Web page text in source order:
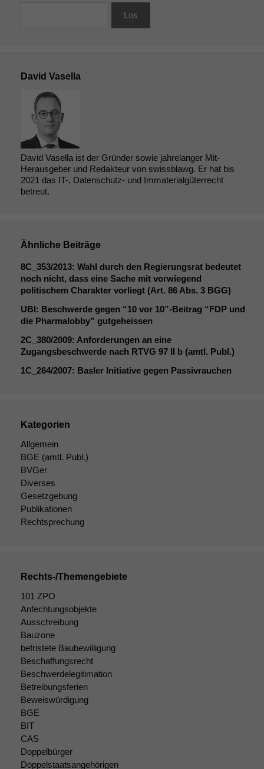
David Vasella
David Vasella ist der Gründer sowie jahrelanger Mit-
Herausgeber und Redakteur von swissblawg. Er hat bis
2021 das IT-, Datenschutz- und Immaterialgüterrecht
betreut.
Ähnliche Beiträge
8C_353/2013: Wahl durch den Regierungsrat bedeutet
noch nicht, dass eine Sache mit vorwiegend
politischem Charakter vorliegt (Art. 86 Abs. 3 BGG)
UBI: Beschwerde gegen “10 vor 10”-Beitrag “FDP und
die Pharmalobby” gutgeheissen
2C_380/2009: Anforderungen an eine
Zugangsbeschwerde nach RTVG 97 II b (amtl. Publ.)
1C_264/2007: Basler Initiative gegen Passivrauchen
Kategorien
Allgemein
BGE (amtl. Publ.)
BVGer
Diverses
Gesetzgebung
Publikationen
Rechtsprechung
Rechts-/Themengebiete
101 ZPO
Anfechtungsobjekte
Ausschreibung
Bauzone
befristete Baubewilligung
Beschaffungsrecht
Beschwerdelegitimation
Betreibungsferien
Beweiswürdigung
BGE
BIT
CAS
Doppelbürger
Doppelstaatsangehörigen